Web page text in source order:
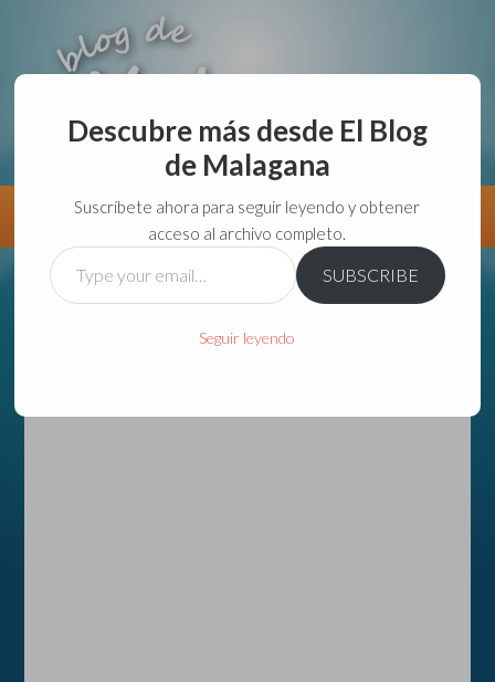
aunque lo haga de malas lo hago....
Información Directorio VivirGuadalajara
Descubre más desde El Blog
de Malagana
Suscríbete ahora para seguir leyendo y obtener
acceso al archivo completo.
Type
your
SUBSCRIBE
Seguir leyendo